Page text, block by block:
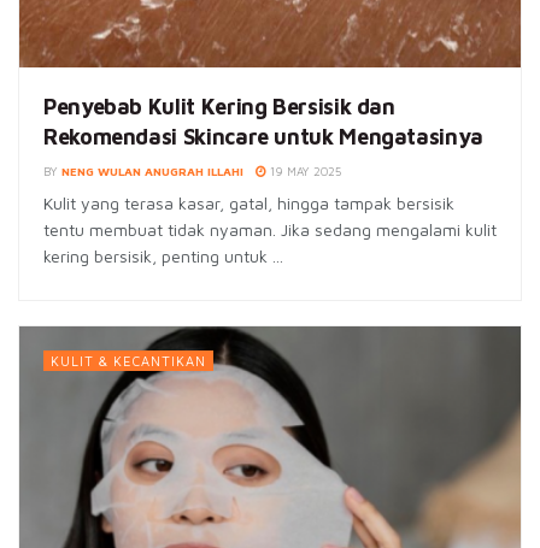
Penyebab Kulit Kering Bersisik dan
Rekomendasi Skincare untuk Mengatasinya
BY NENG WULAN ANUGRAH ILLAHI 19 MAY 2025
Kulit yang terasa kasar, gatal, hingga tampak bersisik
tentu membuat tidak nyaman. Jika sedang mengalami kulit
kering bersisik, penting untuk ...
KULIT & KECANTIKAN